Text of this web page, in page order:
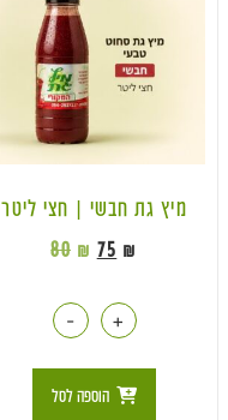
מיץ גת חבשי | חצי ליטר
80 ₪ 75 ₪
- +
הוספה לסל